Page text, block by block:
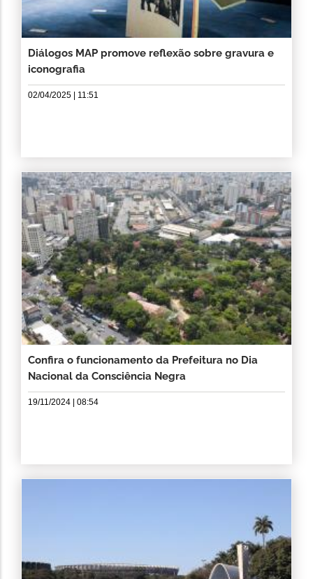
Diálogos MAP promove reflexão sobre gravura e
iconografia
02/04/2025 | 11:51
Confira o funcionamento da Prefeitura no Dia
Nacional da Consciência Negra
19/11/2024 | 08:54